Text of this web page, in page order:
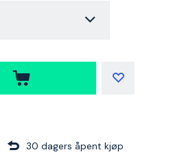
30 dagers åpent kjøp